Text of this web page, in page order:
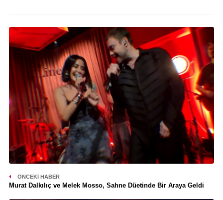
ÖNCEKI HABER
Murat Dalkılıç ve Melek Mosso, Sahne Düetinde Bir Araya Geldi